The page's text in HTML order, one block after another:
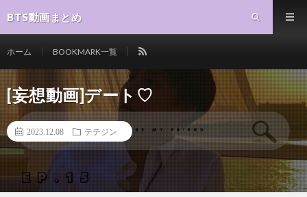
BTS動画まとめ
ホーム BOOKMARK一覧
[妄想動画]デート♡
2023.12.08 テテジン